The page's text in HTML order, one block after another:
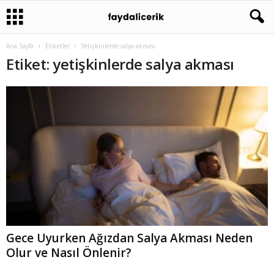
Ana Sayfa Etiketler Yetişkinlerde salya akması
Etiket: yetişkinlerde salya akması
Gece Uyurken Ağızdan Salya Akması Neden
Olur ve Nasıl Önlenir?